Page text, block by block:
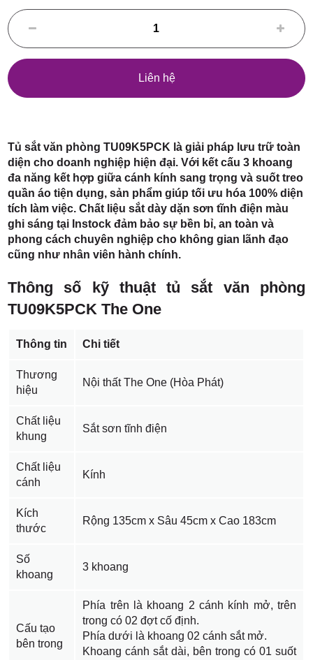
huyện
Hóc Môn,
TP. HCM
Liên hệ
Tủ sắt văn phòng TU09K5PCK là giải pháp lưu trữ toàn
diện cho doanh nghiệp hiện đại. Với kết cấu 3 khoang
đa năng kết hợp giữa cánh kính sang trọng và suốt treo
quần áo tiện dụng, sản phẩm giúp tối ưu hóa 100% diện
tích làm việc. Chất liệu sắt dày dặn sơn tĩnh điện màu
ghi sáng tại Instock đảm bảo sự bền bỉ, an toàn và
phong cách chuyên nghiệp cho không gian lãnh đạo
cũng như nhân viên hành chính.
Thông số kỹ thuật tủ sắt văn phòng
TU09K5PCK The One
Thông tin Chi tiết
Thương
hiệu
Nội thất The One (Hòa Phát)
Chất liệu
khung
Sắt sơn tĩnh điện
Chất liệu
cánh
Kính
Kích
thước
Rộng 135cm x Sâu 45cm x Cao 183cm
Số
khoang
3 khoang
Cấu tạo
bên trong
Phía trên là khoang 2 cánh kính mở, trên
trong có 02 đợt cố định.
Phía dưới là khoang 02 cánh sắt mở.
Khoang cánh sắt dài, bên trong có 01 suốt